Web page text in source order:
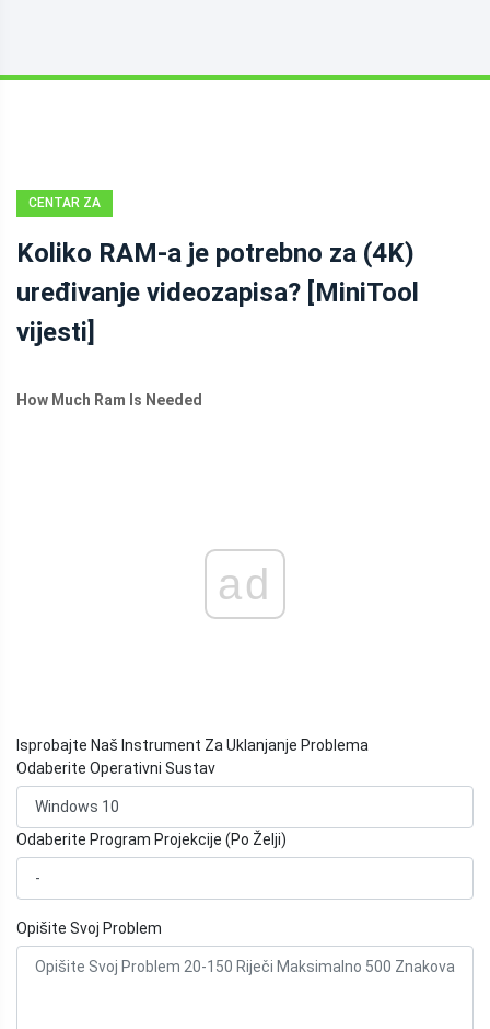
CENTAR ZA
MINITOOL
Koliko RAM-a je potrebno za (4K)
uređivanje videozapisa? [MiniTool
vijesti]
How Much Ram Is Needed
ad
Isprobajte Naš Instrument Za Uklanjanje Problema
Odaberite Operativni Sustav
Odaberite Program Projekcije (Po Želji)
Opišite Svoj Problem